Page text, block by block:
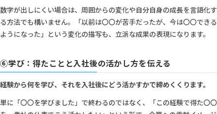
数字が出しにくい場合は、周囲からの変化や自分自身の成長を言語化す
る方法でも構いません。「以前は〇〇が苦手だったが、今は〇〇できる
ようになった」という変化の描写も、立派な成果の表現になります。
⑥学び：得たことと入社後の活かし方を伝える
経験から何を学び、それを入社後にどう活かすかで締めくくります。
単に「〇〇を学びました」で終わるのではなく、「この経験で得た〇〇